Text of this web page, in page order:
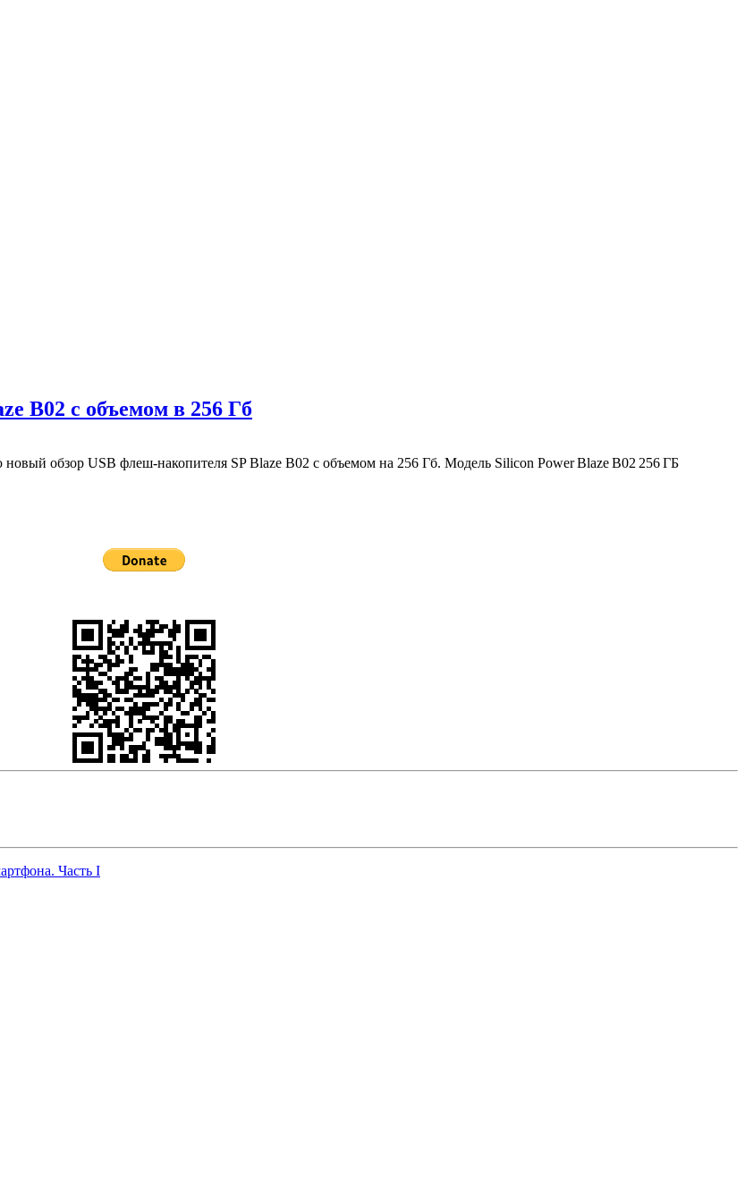
B02 с объемом в 256 Гб
обзор USB флеш-накопителя SP Blaze B02 с объемом на 256 Гб. Модель Silicon Power Blaze B02 256 ГБ
Часть I